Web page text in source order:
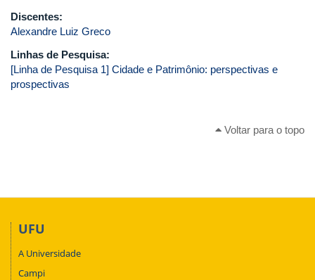
Discentes:
Alexandre Luiz Greco
Linhas de Pesquisa:
[Linha de Pesquisa 1] Cidade e Patrimônio: perspectivas e
prospectivas
Voltar para o topo
UFU
A Universidade
Campi